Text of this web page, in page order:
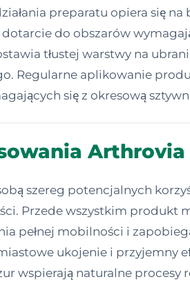
preparatu opiera się
do obszarów
tłustej warstwy na
Regularne aplikowanie
się z okresową
Arthrovia
szereg potencjalnych
Przede wszystkim
pełnej mobilności i
ukojenie i przyjemny
wspierają naturalne